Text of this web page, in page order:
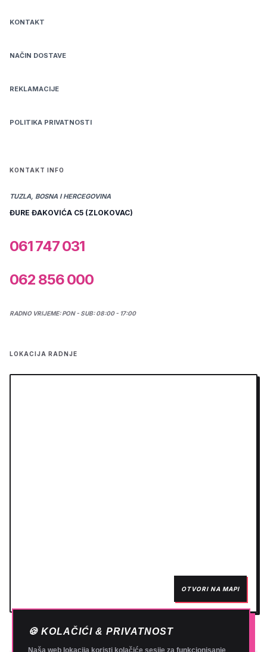
KONTAKT
NAČIN DOSTAVE
REKLAMACIJE
POLITIKA PRIVATNOSTI
KONTAKT INFO
TUZLA, BOSNA I HERCEGOVINA
ĐURE ĐAKOVIĆA C5 (ZLOKOVAC)
061 747 031
062 856 000
RADNO VRIJEME: PON - SUB: 08:00 - 17:00
LOKACIJA RADNJE
OTVORI NA MAPI
🍪 KOLAČIĆI & PRIVATNOST
Naša web lokacija koristi kolačiće sesije za funkcionisanje